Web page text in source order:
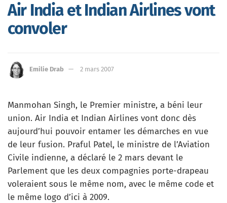
Air India et Indian Airlines vont
convoler
Emilie Drab 2 mars 2007
Manmohan Singh, le Premier ministre, a béni leur
union. Air India et Indian Airlines vont donc dès
aujourd’hui pouvoir entamer les démarches en vue
de leur fusion. Praful Patel, le ministre de l’Aviation
Civile indienne, a déclaré le 2 mars devant le
Parlement que les deux compagnies porte-drapeau
voleraient sous le même nom, avec le même code et
le même logo d’ici à 2009.